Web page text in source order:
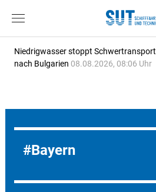
Niedrigwasser stoppt Schwertransport
nach Bulgarien 08.08.2026, 08:06 Uhr
Bayern